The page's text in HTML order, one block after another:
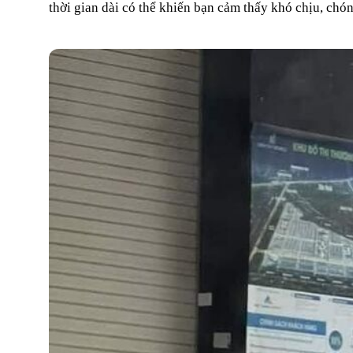
thời gian dài có thể khiến bạn cảm thấy khó chịu,